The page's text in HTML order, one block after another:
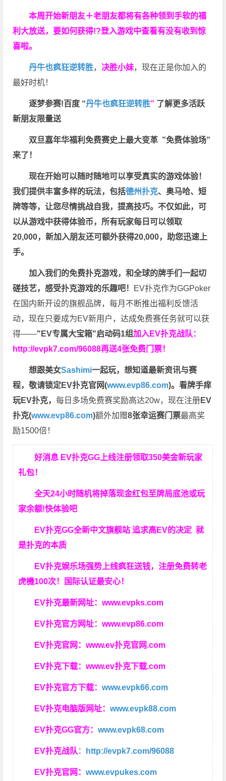
本周开始新朋友＋老朋友都将有各种领到手软的福
利大放送，要如何获得!?登入游戏中查看有没有收到惊
喜啦。
丹牛也疯狂逆转胜， 决胜小妹，现在正是你加入的
最好时机！
逐梦参赛!百度 “丹牛也疯狂逆转胜” 了解更多活跃
新朋友限量送
双旦嘉年华福利免费赛史上最大变革 ”免费体验场”
来了！
现在开始可以随时随地可以享受真实的游戏体验！
我们提供丰富多样的玩法，包括德州扑克、奥马哈、短
牌等等，让您尽情挑战自我，提高技巧。不仅如此， 可
以从游戏中获得体验币，所有玩家每日可以领取
20,000，新加入朋友还可额外获得20,000，助您迅速上
手。
加入我们的免费扑克游戏，和全球的牌手们一起切
磋技艺，感受扑克游戏的乐趣吧！ EV扑克作为GGPoker
在国内新开设的旗舰品牌，每月不断推出福利反馈活
动，现在只要成为EV新用户，达成免费赛任务就可以获
得——"EV专属大宝箱"启动码1组加入EV扑克战队：
http://evpk7.com/96088再送4张免费门票！
想跟美女Sashimi一起玩，想知道最新资讯与赛
程，敬请锁定EV扑克官网(www.evp86.com)。看牌手痒
玩EV扑克，每日多场免费赛奖励高达20w，现在注册EV
扑克(www.evp86.com)额外加赠8张幸运赛门票最高奖
励1500倍！
好消息 EV扑克GG上线注册领取350美金新玩家
礼包！
全天24小时随机将掉落现金红包至牌局底池或玩
家余额!快体验吧
EV扑克GG全新中文旗舰站 追求高EV的决定就
是扑克的本质
EV扑克娱乐场强势上线疯狂送钱，注册免费转老
虎機100次！国际认证最安心！
EV扑克最新网址：www.evpks.com
EV扑克官方网址：www.evp86.com
EV扑克官网：www.ev扑克官网.com
EV扑克下载：www.ev扑克下载.com
EV扑克官方下载：www.evpk66.com
EV扑克电脑版网址：www.evpk88.com
EV扑克GG官方：www.evpk68.com
EV扑克战队 ： http://evpk7.com/96088
EV扑克官网：www.evpukes.com